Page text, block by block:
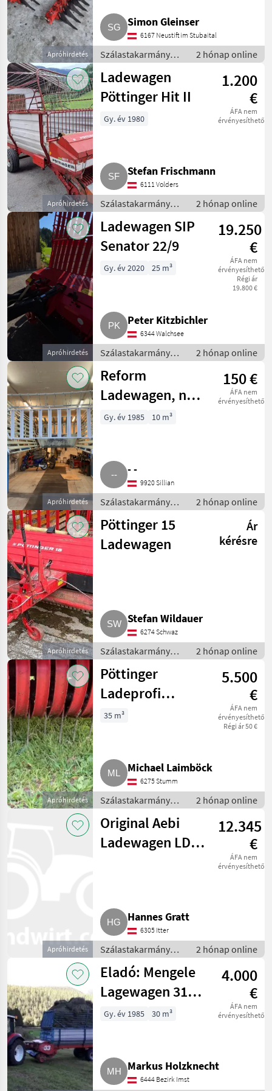
Apróhirdetés
Simon Gleinser
6167 Neustift im Stubaital
Szálastakarmány
betakarítók /
Rendfelszedő
pótkocsi
2 hónap online
Apróhirdetés
Ladewagen
Pöttinger Hit II
1.200
€
ÁFA nem
érvényesíthető
Gy. év 1980
Stefan Frischmann
6111 Volders
Szálastakarmány
betakarítók /
Rendfelszedő
pótkocsi
2 hónap online
Apróhirdetés
Ladewagen SIP
Senator 22/9
19.250
€
ÁFA nem
érvényesíthető
Régi ár
19.800 €
Gy. év 2020 25 m³
Peter Kitzbichler
6344 Walchsee
Szálastakarmány
betakarítók /
Rendfelszedő
pótkocsi
2 hónap online
Apróhirdetés
Reform
Ladewagen, nur
Aufbau
150 €
ÁFA nem
érvényesíthető
Gy. év 1985 10 m³
- -
9920 Sillian
Szálastakarmány
betakarítók /
Rendfelszedő
pótkocsi
2 hónap online
Apróhirdetés
Pöttinger 15
Ladewagen
Ár
kérésre
Stefan Wildauer
6274 Schwaz
Szálastakarmány
betakarítók /
Rendfelszedő
pótkocsi
2 hónap online
Apróhirdetés
Pöttinger
Ladeprofi
Ladewagen
5.500
€
ÁFA nem
érvényesíthető
Régi ár 50 €
35 m³
Michael Laimböck
6275 Stumm
Szálastakarmány
betakarítók /
Rendfelszedő
pótkocsi
2 hónap online
Apróhirdetés
Original Aebi
Ladewagen LD
12.345
€
ÁFA nem
érvényesíthető
Hannes Gratt
6305 Itter
Szálastakarmány
betakarítók /
Rendfelszedő
pótkocsi
2 hónap online
Eladó: Mengele
Lagewagen 310
Quadro
4.000
€
ÁFA nem
érvényesíthető
Gy. év 1985 30 m³
Markus Holzknecht
6444 Bezirk Imst